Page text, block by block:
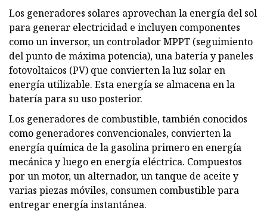
Los generadores solares aprovechan la energía del sol
para generar electricidad e incluyen componentes
como un inversor, un controlador MPPT (seguimiento
del punto de máxima potencia), una batería y paneles
fotovoltaicos (PV) que convierten la luz solar en
energía utilizable. Esta energía se almacena en la
batería para su uso posterior.
Los generadores de combustible, también conocidos
como generadores convencionales, convierten la
energía química de la gasolina primero en energía
mecánica y luego en energía eléctrica. Compuestos
por un motor, un alternador, un tanque de aceite y
varias piezas móviles, consumen combustible para
entregar energía instantánea.